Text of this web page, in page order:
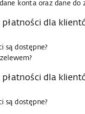
konta oraz dane do
dla
są dostępne?
dla
są dostępne?